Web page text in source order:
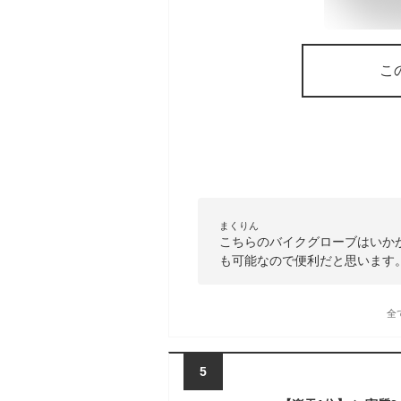
こ
まくりん
こちらのバイクグローブはい
も可能なので便利だと思います
全
5